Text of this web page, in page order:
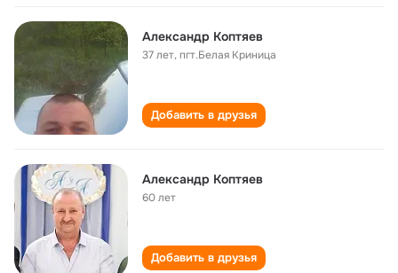
Александр Коптяев
37 лет,пгт.Белая Криница
Добавить в друзья
Александр Коптяев
60 лет
Добавить в друзья